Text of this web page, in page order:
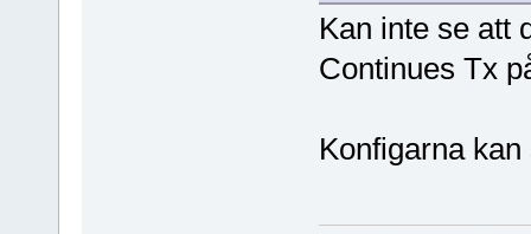
Kan inte se att
Continues Tx
Konfigarna